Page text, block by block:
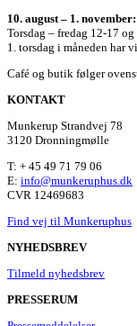
10. august – 1. november:
Torsdag – fredag 12-17
1. torsdag i måneden har
Café og butik følger
KONTAKT
Munkerup Strandvej 78
3120 Dronningmølle
T: + 45 49 71 79 06
E: info@munkeruphus.dk
CVR 12469683
Find vej til Munkeruphus
NYHEDSBREV
Tilmeld nyhedsbrev
PRESSERUM